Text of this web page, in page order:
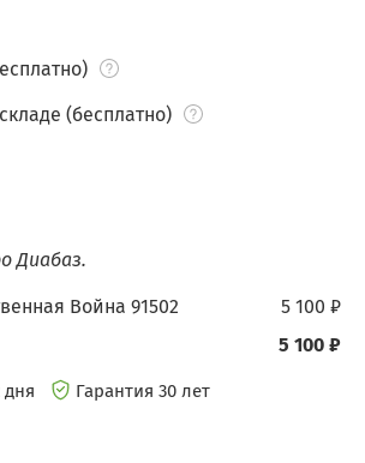
(бесплатно)
Диабаз.
5 100 ₽
Война 91502
5 100 ₽
дня
Гарантия 30 лет